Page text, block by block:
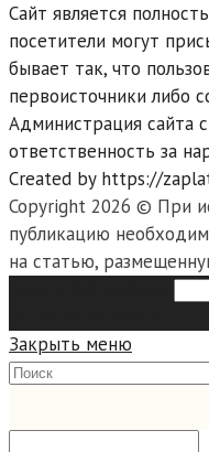
Сайт является
посетители могут
бывает так, что
первоисточники либо
Администрация сайта
ответственность за
Created by https://
Copyright 2026 © При
публикацию
на статью,
Закрыть меню